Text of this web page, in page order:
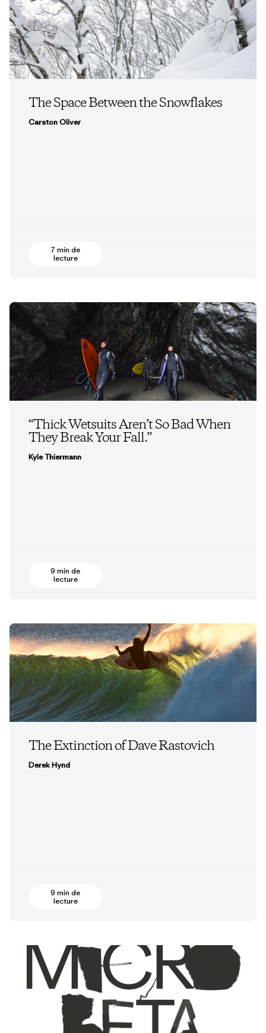
The Space Between the Snowflakes
Carston Oliver
7 min de
lecture
“Thick Wetsuits Aren’t So Bad When
They Break Your Fall.”
Kyle Thiermann
9 min de
lecture
The Extinction of Dave Rastovich
Derek Hynd
9 min de
lecture